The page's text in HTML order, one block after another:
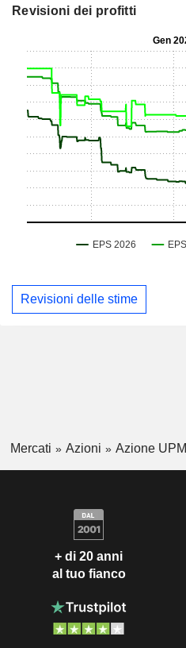
Revisioni dei profitti
Revisioni delle stime
Mercati Azioni Azione UPM
+ di 20 anni
al tuo fianco